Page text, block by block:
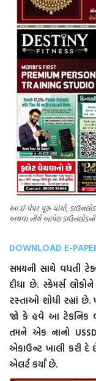
આ ઈ-પેપર પૂરું વાંચો,
અથવા નીચે આપેલ ડાઉનલોડની
DOWNLOAD E-
સમયની સાથે વધતી
દીધા છે. સ્કેમર્સ
રસ્તાઓ શોધી રહ્યાં છે.
જો કે હવે આ ટેકનિક
તમને એક નાનો
એકાઉન્ટ ખાલી કરી
એલર્ટ કર્યાં છે.